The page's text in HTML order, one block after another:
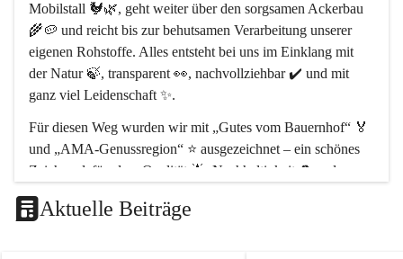
Mobilstall 🐓🌿, geht weiter über den sorgsamen Ackerbau
🌾🥔 und reicht bis zur behutsamen Verarbeitung unserer
eigenen Rohstoffe. Alles entsteht bei uns im Einklang mit
der Natur 🍃, transparent 👀, nachvollziehbar ✔️ und mit
ganz viel Leidenschaft ✨.
Für diesen Weg wurden wir mit „Gutes vom Bauernhof“ 🏅
und „AMA-Genussregion“ ⭐ ausgezeichnet – ein schönes
Zeichen dafür, dass Qualität 🌟, Nachhaltigkeit ♻️ und
Unser Hof liegt im Naturpark Leiser Berge 🏞️
Aktuelle Beiträge